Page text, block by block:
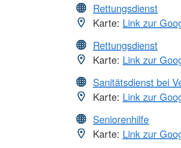
Rettungsdienst
Karte: Link zur
Rettungsdienst
Karte: Link zur
Sanitätsdienst bei
Karte: Link zur
Seniorenhilfe
Karte: Link zur